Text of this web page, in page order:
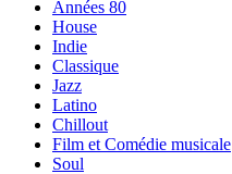
Années 80
House
Indie
Classique
Jazz
Latino
Chillout
Film et Comédie musicale
Soul